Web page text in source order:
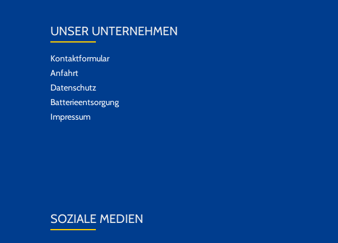
UNSER UNTERNEHMEN
Kontaktformular
Anfahrt
Datenschutz
Batterieentsorgung
Impressum
SOZIALE MEDIEN